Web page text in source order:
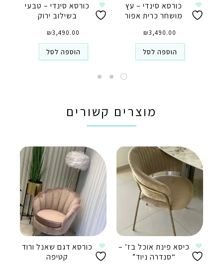
כורסא סינדי – עץ
מושחר כרית אפור
₪3,490.00
הוספה לסל
כורסא סינדי – טבעי
בשילוב ירוק
₪3,490.00
הוספה לסל
מוצרים קשורים
כיסא פינת אוכל בז’ –
“סנדרה ניוד”
כורסא דגם שאנל ורוד
קטיפה